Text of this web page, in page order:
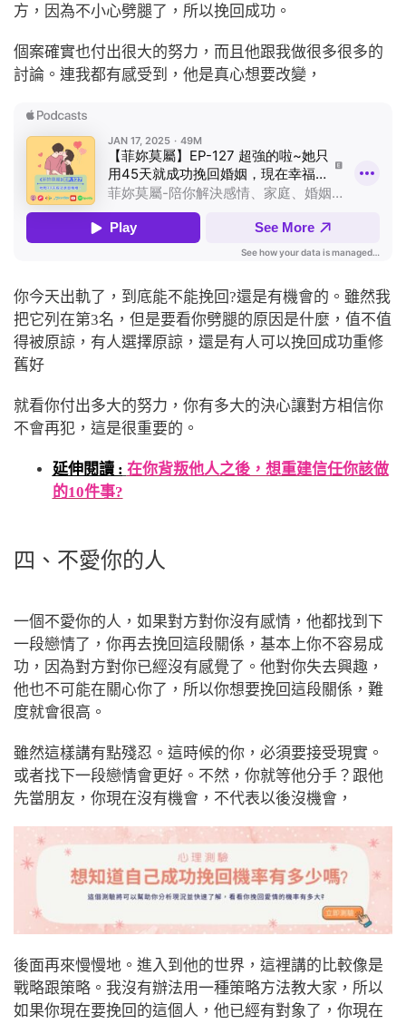
方，因為不小心劈腿了，所以挽回成功。
個案確實也付出很大的努力，而且他跟我做很多很多的
討論。連我都有感受到，他是真心想要改變，
你今天出軌了，到底能不能挽回?還是有機會的。雖然我
把它列在第3名，但是要看你劈腿的原因是什麼，值不值
得被原諒，有人選擇原諒，還是有人可以挽回成功重修
舊好
就看你付出多大的努力，你有多大的決心讓對方相信你
不會再犯，這是很重要的。
延伸閱讀 : 在你背叛他人之後，想重建信任你該做
的10件事?
四、不愛你的人
一個不愛你的人，如果對方對你沒有感情，他都找到下
一段戀情了，你再去挽回這段關係，基本上你不容易成
功，因為對方對你已經沒有感覺了。他對你失去興趣，
他也不可能在關心你了，所以你想要挽回這段關係，難
度就會很高。
雖然這樣講有點殘忍。這時候的你，必須要接受現實。
或者找下一段戀情會更好。不然，你就等他分手？跟他
先當朋友，你現在沒有機會，不代表以後沒機會，
後面再來慢慢地。進入到他的世界，這裡講的比較像是
戰略跟策略。我沒有辦法用一種策略方法教大家，所以
如果你現在要挽回的這個人，他已經有對象了，你現在